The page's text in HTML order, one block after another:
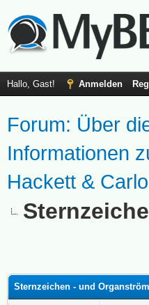
Hallo, Gast! Anmelden
Forum: Über
Informationen
Hackett &
Sternzeichen - und